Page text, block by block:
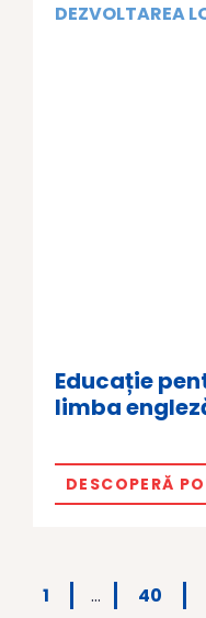
DEZVOLTAREA
Educație
limba
DESCOPERĂ
1 … 40